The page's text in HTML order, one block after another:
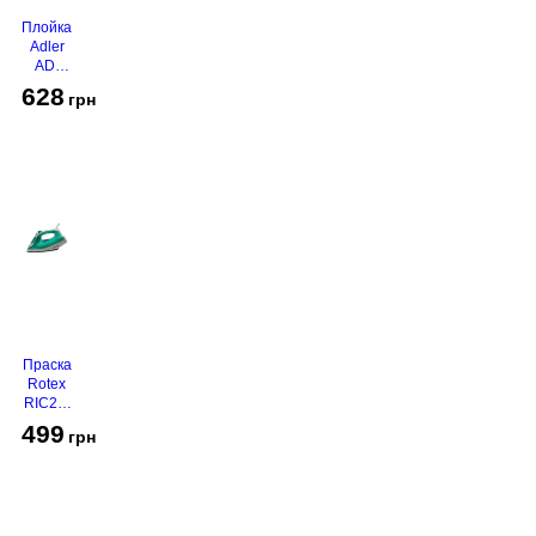
Плойка
Adler
AD-
628 грн
Праска
Rotex
RIC21-
Super
499 грн